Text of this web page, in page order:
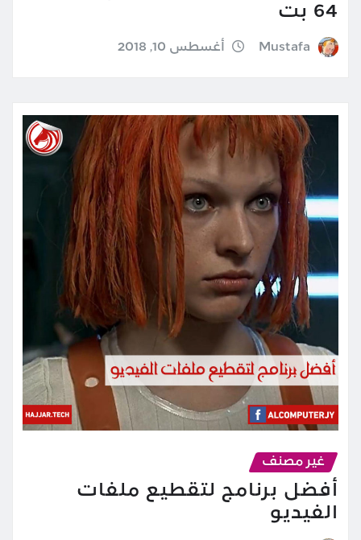
64 بت
Mustafa أغسطس 10, 2018
غير مصنف
أفضل برنامج لتقطيع ملفات
الفيديو